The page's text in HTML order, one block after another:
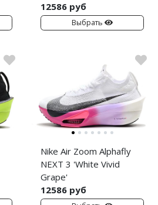
12586 руб
Выбрать
Nike Air Zoom Alphafly
NEXT 3 'White Vivid
Grape'
12586 руб